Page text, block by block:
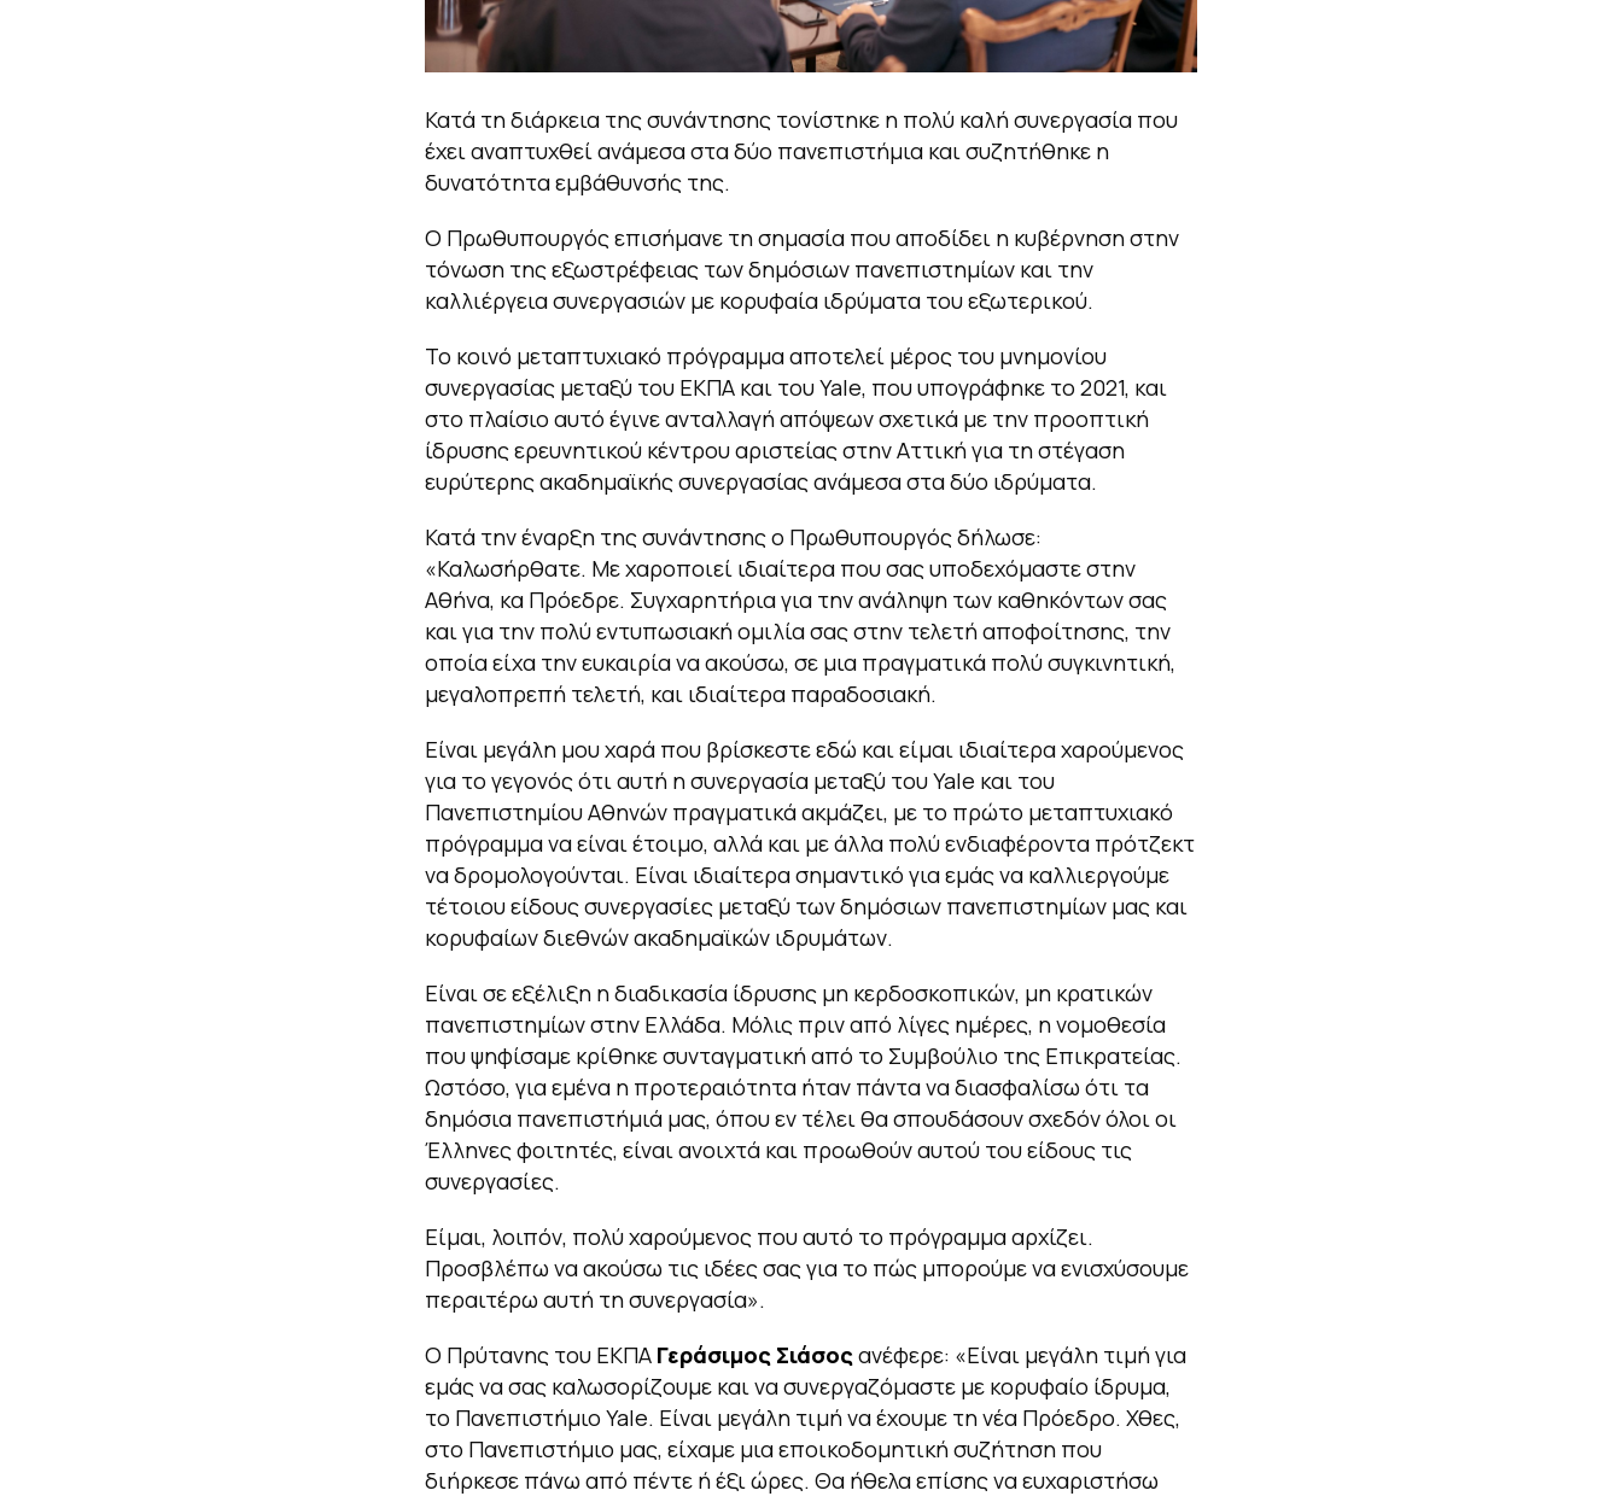
Κατά τη διάρκεια της συνάντησης τονίστηκε η πολύ καλή συνεργασία που
έχει αναπτυχθεί ανάμεσα στα δύο πανεπιστήμια και συζητήθηκε η
δυνατότητα εμβάθυνσής της.
Ο Πρωθυπουργός επισήμανε τη σημασία που αποδίδει η κυβέρνηση στην
τόνωση της εξωστρέφειας των δημόσιων πανεπιστημίων και την
καλλιέργεια συνεργασιών με κορυφαία ιδρύματα του εξωτερικού.
Το κοινό μεταπτυχιακό πρόγραμμα αποτελεί μέρος του μνημονίου
συνεργασίας μεταξύ του ΕΚΠΑ και του Yale, που υπογράφηκε το 2021, και
στο πλαίσιο αυτό έγινε ανταλλαγή απόψεων σχετικά με την προοπτική
ίδρυσης ερευνητικού κέντρου αριστείας στην Αττική για τη στέγαση
ευρύτερης ακαδημαϊκής συνεργασίας ανάμεσα στα δύο ιδρύματα.
Κατά την έναρξη της συνάντησης ο Πρωθυπουργός δήλωσε:
«Καλωσήρθατε. Με χαροποιεί ιδιαίτερα που σας υποδεχόμαστε στην
Αθήνα, κα Πρόεδρε. Συγχαρητήρια για την ανάληψη των καθηκόντων σας
και για την πολύ εντυπωσιακή ομιλία σας στην τελετή αποφοίτησης, την
οποία είχα την ευκαιρία να ακούσω, σε μια πραγματικά πολύ συγκινητική,
μεγαλοπρεπή τελετή, και ιδιαίτερα παραδοσιακή.
Είναι μεγάλη μου χαρά που βρίσκεστε εδώ και είμαι ιδιαίτερα χαρούμενος
για το γεγονός ότι αυτή η συνεργασία μεταξύ του Yale και του
Πανεπιστημίου Αθηνών πραγματικά ακμάζει, με το πρώτο μεταπτυχιακό
πρόγραμμα να είναι έτοιμο, αλλά και με άλλα πολύ ενδιαφέροντα πρότζεκτ
να δρομολογούνται. Είναι ιδιαίτερα σημαντικό για εμάς να καλλιεργούμε
τέτοιου είδους συνεργασίες μεταξύ των δημόσιων πανεπιστημίων μας και
κορυφαίων διεθνών ακαδημαϊκών ιδρυμάτων.
Είναι σε εξέλιξη η διαδικασία ίδρυσης μη κερδοσκοπικών, μη κρατικών
πανεπιστημίων στην Ελλάδα. Μόλις πριν από λίγες ημέρες, η νομοθεσία
που ψηφίσαμε κρίθηκε συνταγματική από το Συμβούλιο της Επικρατείας.
Ωστόσο, για εμένα η προτεραιότητα ήταν πάντα να διασφαλίσω ότι τα
δημόσια πανεπιστήμιά μας, όπου εν τέλει θα σπουδάσουν σχεδόν όλοι οι
Έλληνες φοιτητές, είναι ανοιχτά και προωθούν αυτού του είδους τις
συνεργασίες.
Είμαι, λοιπόν, πολύ χαρούμενος που αυτό το πρόγραμμα αρχίζει.
Προσβλέπω να ακούσω τις ιδέες σας για το πώς μπορούμε να ενισχύσουμε
περαιτέρω αυτή τη συνεργασία».
Ο Πρύτανης του ΕΚΠΑ Γεράσιμος Σιάσος ανέφερε: «Είναι μεγάλη τιμή για
εμάς να σας καλωσορίζουμε και να συνεργαζόμαστε με κορυφαίο ίδρυμα,
το Πανεπιστήμιο Yale. Είναι μεγάλη τιμή να έχουμε τη νέα Πρόεδρο. Χθες,
στο Πανεπιστήμιο μας, είχαμε μια εποικοδομητική συζήτηση που
διήρκεσε πάνω από πέντε ή έξι ώρες. Θα ήθελα επίσης να ευχαριστήσω